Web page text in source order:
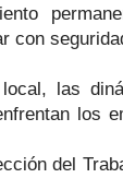
con
las
los
del